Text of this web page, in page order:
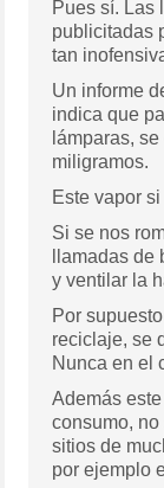
Pues sí. Las
publicitadas
Un informe
indica que
lámparas,
miligramos.
Este vapor
Si se nos rompe el cristal de una bombilla de las
llamadas
y ventilar la
Por
reciclaje, se
Nunca en el
Además
consumo,
sitios de
por ejemplo